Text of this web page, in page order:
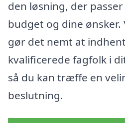
den løsning, der
budget og dine
gør det nemt at
kvalificerede fagfolk i
så du kan træffe en
beslutning.